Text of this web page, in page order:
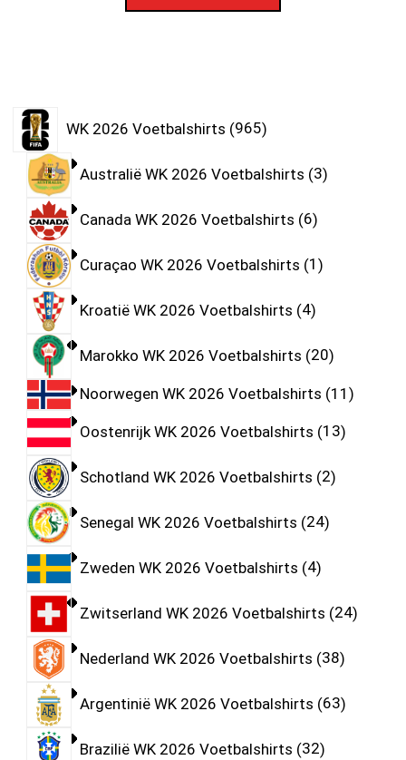
WK 2026 Voetbalshirts 965
Australië WK 2026 Voetbalshirts 3
Canada WK 2026 Voetbalshirts 6
Curaçao WK 2026 Voetbalshirts 1
Kroatië WK 2026 Voetbalshirts 4
Marokko WK 2026 Voetbalshirts 20
Noorwegen WK 2026 Voetbalshirts 11
Oostenrijk WK 2026 Voetbalshirts 13
Schotland WK 2026 Voetbalshirts 2
Senegal WK 2026 Voetbalshirts 24
Zweden WK 2026 Voetbalshirts 4
Zwitserland WK 2026 Voetbalshirts 24
Nederland WK 2026 Voetbalshirts 38
Argentinië WK 2026 Voetbalshirts 63
Brazilië WK 2026 Voetbalshirts 32